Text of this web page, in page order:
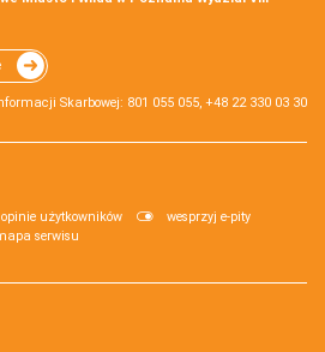
Skarbowej: 801 055 055, +48 22 330 03 30
opinie użytkowników
wesprzyj e-pity
serwisu